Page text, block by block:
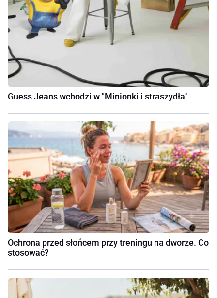
Guess Jeans wchodzi w "Minionki i straszydła"
Ochrona przed słońcem przy treningu na dworze. Co
stosować?